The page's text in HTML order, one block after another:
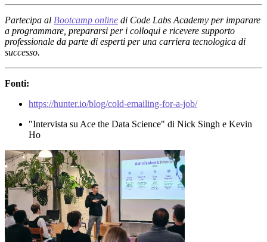
Partecipa al Bootcamp online di Code Labs Academy per imparare
a programmare, prepararsi per i colloqui e ricevere supporto
professionale da parte di esperti per una carriera tecnologica di
successo.
Fonti:
https://hunter.io/blog/cold-emailing-for-a-job/
"Intervista su Ace the Data Science" di Nick Singh e Kevin
Ho